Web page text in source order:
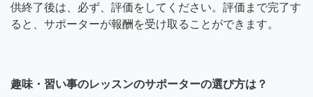
供終了後は、必ず、評価をしてください。評価まで完了す
ると、サポーターが報酬を受け取ることができます。
趣味・習い事のレッスンのサポーターの選び方は？